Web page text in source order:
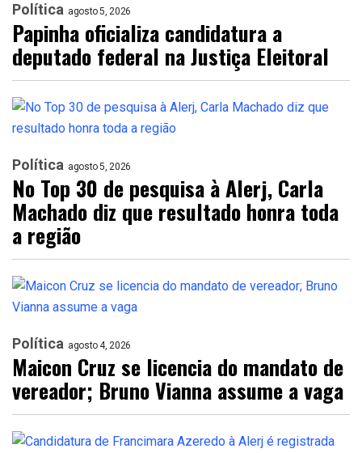
Política agosto 5, 2026
Papinha oficializa candidatura a
deputado federal na Justiça Eleitoral
Política agosto 5, 2026
No Top 30 de pesquisa à Alerj, Carla
Machado diz que resultado honra toda
a região
Política agosto 4, 2026
Maicon Cruz se licencia do mandato de
vereador; Bruno Vianna assume a vaga